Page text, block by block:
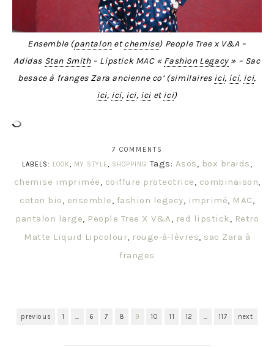
Ensemble (pantalonetchemise) People Tree x V&A –
Adidas Stan Smith– Lipstick MAC « Fashion Legacy» – Sac
besace à franges Zara ancienne co’ (similaires ici, ici, ici,
ici, ici, ici, ici etici)
7 COMMENTS
LABELS:
LOOK, MY STYLE, SHOPPING Tags: Asos, box braids,
chemise imprimée, coiffure protectrice, combinaison,
coton bio, ensemble, fashion legacy, imprimé, MAC,
pantalon large, People Tree X V&A, red lipstick, Retro
Matte Liquid Lipcolour, rouge-à-lèvres, sac Zara à
franges
previous 1 … 6 7 8 9 10 11 12 … 117 next